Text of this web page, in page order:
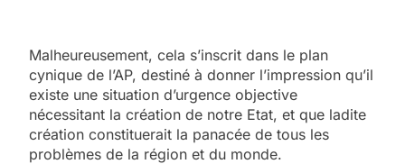
Malheureusement, cela s’inscrit dans le plan
cynique de l’AP, destiné à donner l’impression qu’il
existe une situation d’urgence objective
nécessitant la création de notre Etat, et que ladite
création constituerait la panacée de tous les
problèmes de la région et du monde.